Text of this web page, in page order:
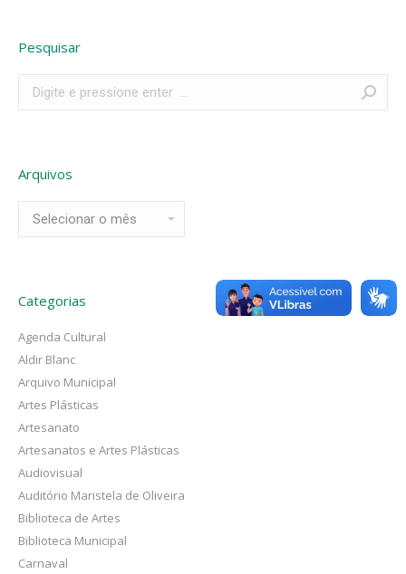
Pesquisar
Arquivos
Categorias
Agenda Cultural
Aldir Blanc
Arquivo Municipal
Artes Plásticas
Artesanato
Artesanatos e Artes Plásticas
Audiovisual
Auditório Maristela de Oliveira
Biblioteca de Artes
Biblioteca Municipal
Carnaval